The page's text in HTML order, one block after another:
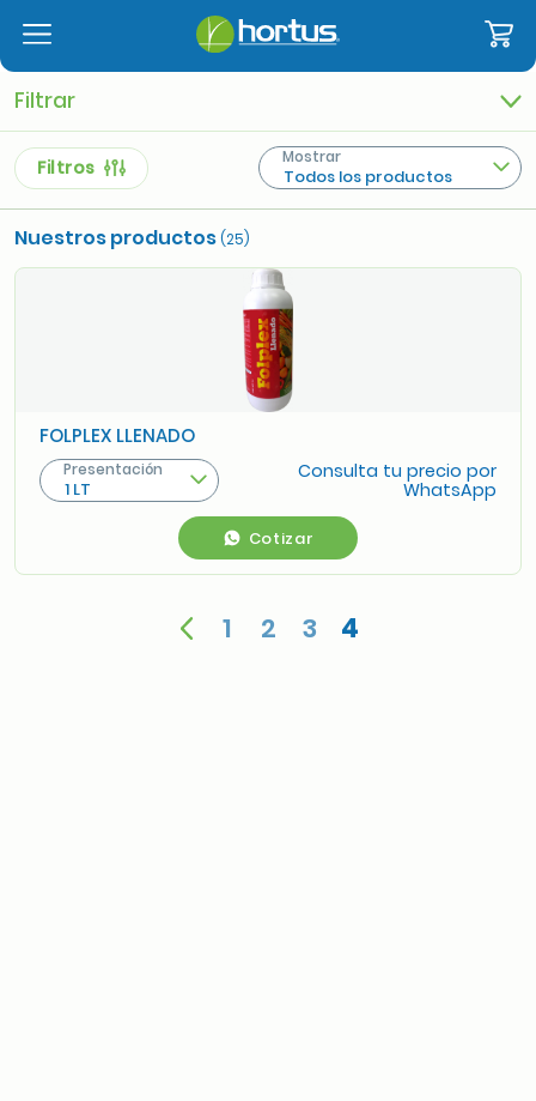
Filtrar
Filtros Todos los productos
Mostrar
Nuestros productos(25)
FOLPLEX LLENADO
1 LT
Presentación
Consulta tu precio por
WhatsApp
Cotizar
1 2 3 4